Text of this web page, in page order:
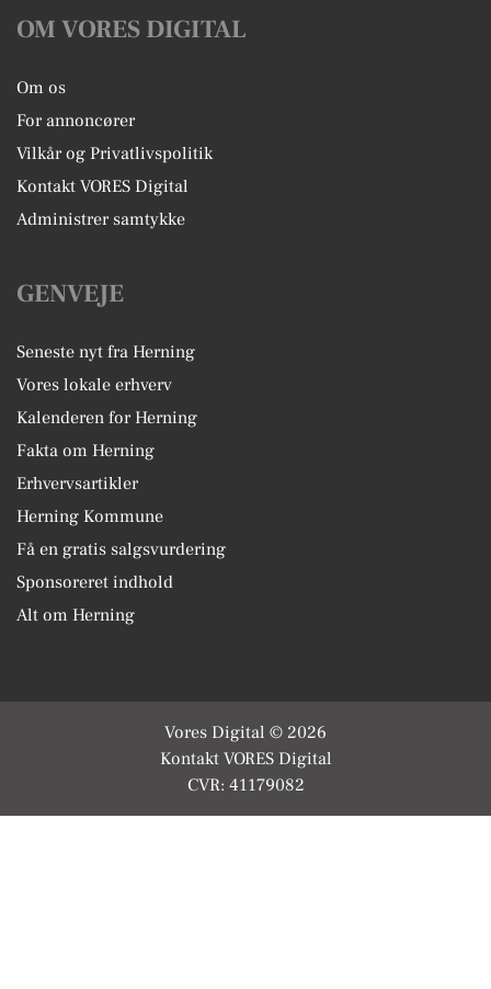
OM VORES DIGITAL
Om os
For annoncører
Vilkår og Privatlivspolitik
Kontakt VORES Digital
Administrer samtykke
GENVEJE
Seneste nyt fra Herning
Vores lokale erhverv
Kalenderen for Herning
Fakta om Herning
Erhvervsartikler
Herning Kommune
Få en gratis salgsvurdering
Sponsoreret indhold
Alt om Herning
Vores Digital © 2026
Kontakt VORES Digital
CVR: 41179082